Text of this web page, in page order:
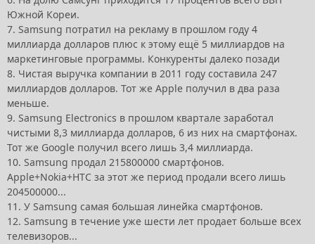
Южной Кореи.
7. Samsung потратил на рекламу в прошлом году 4
миллиарда долларов плюс к этому ещё 5 миллиардов на
маркетинговые программы. Конкуренты далеко позади
8. Чистая выручка компании в 2011 году составила 247
миллиардов долларов. Тот же Apple получил в два раза
меньше.
9. Samsung Electronics в прошлом квартале заработал
чистыми 8,3 миллиарда долларов, 6 из них на смартфонах.
Тот же Google получил всего лишь 3,4 миллиарда.
10. Samsung продал 215800000 смартфонов.
Apple+Nokia+HTC за этот же период продали всего лишь
204500000...
11. У Samsung самая большая линейка смартфонов.
12. Samsung в течение уже шести лет продает больше всех
телевизоров...